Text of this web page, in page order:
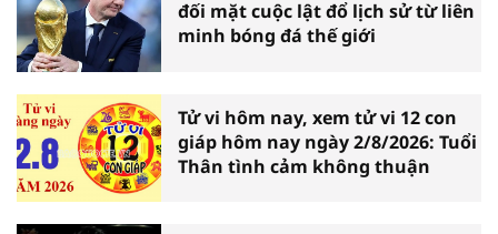
đối mặt cuộc lật đổ lịch sử từ liên
minh bóng đá thế giới
Tử vi hôm nay, xem tử vi 12 con
giáp hôm nay ngày 2/8/2026: Tuổi
Thân tình cảm không thuận